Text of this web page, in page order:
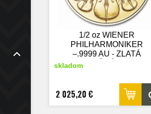
1/2 oz WIENER
PHILHARMONIKER
–.9999 AU - ZLATÁ
INVESTIČNÁ MINCA -
skladom
2 025,20 €